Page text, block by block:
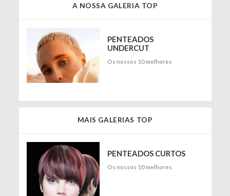
A NOSSA GALERIA TOP
PENTEADOS
UNDERCUT
Os nossos 10 melhores
MAIS GALERIAS TOP
PENTEADOS CURTOS
Os nossos 10 melhores